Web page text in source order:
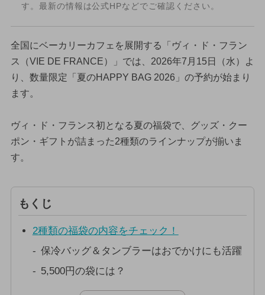
す。最新の情報は公式HPなどでご確認ください。
全国にベーカリーカフェを展開する「ヴィ・ド・フラン
ス（VIE DE FRANCE）」では、2026年7月15日（水）よ
り、数量限定「夏のHAPPY BAG 2026」の予約が始まり
ます。
ヴィ・ド・フランス初となる夏の福袋で、グッズ・クー
ポン・ギフトが詰まった2種類のラインナップが揃いま
す。
もくじ
2種類の福袋の内容をチェック！
保冷バッグ＆タンブラーはおでかけにも活躍
5,500円の袋には？